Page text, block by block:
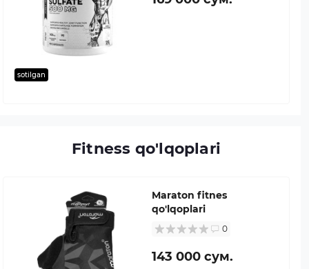
sotilgan
Fitness qo'lqoplari
Maraton fitnes
qo'lqoplari
0
143 000 сум.